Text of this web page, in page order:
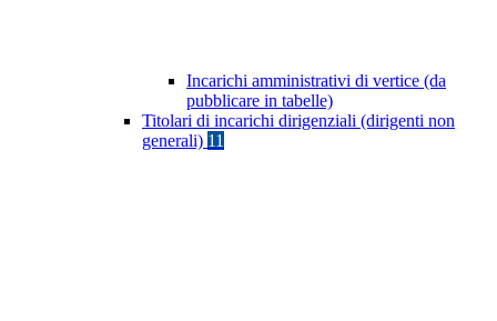
Incarichi amministrativi di vertice (da
pubblicare in tabelle)
Titolari di incarichi dirigenziali (dirigenti non
generali) 11